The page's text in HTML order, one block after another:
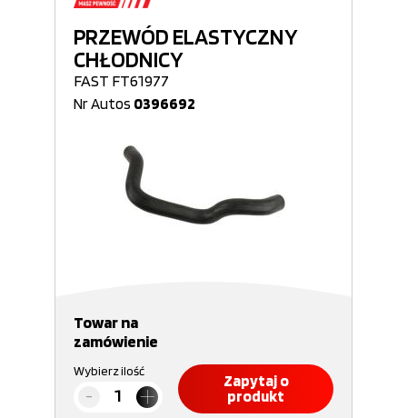
PRZEWÓD ELASTYCZNY
CHŁODNICY
FAST FT61977
Nr Autos 0396692
Towar na
zamówienie
Wybierz ilość
Zapytaj o
produkt